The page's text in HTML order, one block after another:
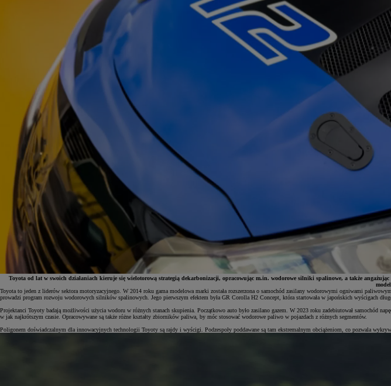
Toyota od lat w swoich działaniach kieruje się wielotorową strategią dekarbonizacji, opracowując m.in. wodorowe silniki spalinowe, a także
Toyota to jeden z liderów sektora motoryzacyjnego. W 2014 roku gama modelowa marki została rozszerzona o samochód zasilany wodorowymi ogniwami
prowadzi program rozwoju wodorowych silników spalinowych. Jego pierwszym efektem była GR Corolla H2 Concept, która startowała w japońskich wyścigach
Projektanci Toyoty badają możliwości użycia wodoru w różnych stanach skupienia. Początkowo auto było zasilano gazem. W 2023 roku zadebiutował samochód
w jak najkrótszym czasie. Opracowywane są także różne kształty zbiorników paliwa, by móc stosować wodorowe paliwo w pojazdach z różnych segmentów.
Poligonem doświadczalnym dla innowacyjnych technologii Toyoty są rajdy i wyścigi. Podzespoły poddawane są tam ekstremalnym obciążeniom, co pozwala